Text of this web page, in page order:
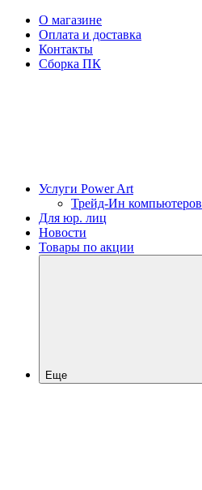
О магазине
Оплата и доставка
Контакты
Сборка ПК
Услуги Power Art
Трейд-Ин компьютеров
Для юр. лиц
Новости
Товары по акции
Еще